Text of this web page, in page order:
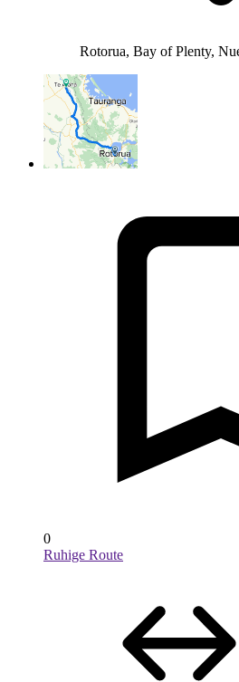
Rotorua, Bay of Plenty,
0
Ruhige Route